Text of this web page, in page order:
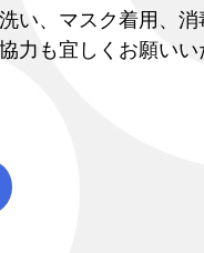
い、マスク着用、
力も宜しくお願いい